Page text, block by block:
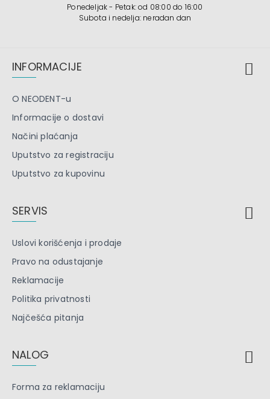
Ponedeljak - Petak: od 08:00 do 16:00
Subota i nedelja: neradan dan
INFORMACIJE
O NEODENT-u
Informacije o dostavi
Načini plaćanja
Uputstvo za registraciju
Uputstvo za kupovinu
SERVIS
Uslovi korišćenja i prodaje
Pravo na odustajanje
Reklamacije
Politika privatnosti
Najčešća pitanja
NALOG
Forma za reklamaciju